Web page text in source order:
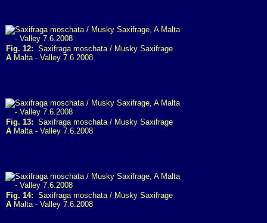
Fig. 12: Saxifraga moschata / Musky Saxifrage
A Malta - Valley 7.6.2008
Fig. 13: Saxifraga moschata / Musky Saxifrage
A Malta - Valley 7.6.2008
Fig. 14: Saxifraga moschata / Musky Saxifrage
A Malta - Valley 7.6.2008